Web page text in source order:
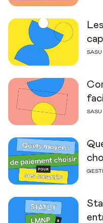
SASU
SASU